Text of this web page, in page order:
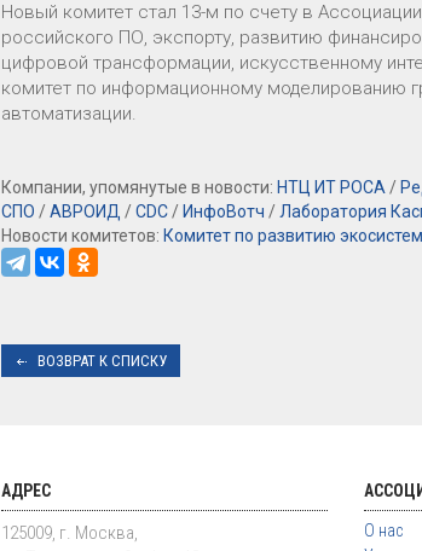
Новый комитет стал 13-м по счету в
российского ПО, экспорту, развитию
цифровой трансформации, искусственному
комитет по информационному моделированию
автоматизации.
Компании, упомянутые в новости: НТЦ ИТ РОСА/
СПО /АВРОИД /CDC/ ИнфоВотч /Лаборатория
Новости комитетов: Комитет по развитию
ВОЗВРАТ К СПИСКУ
АДРЕС
125009, г. Москва,
О нас